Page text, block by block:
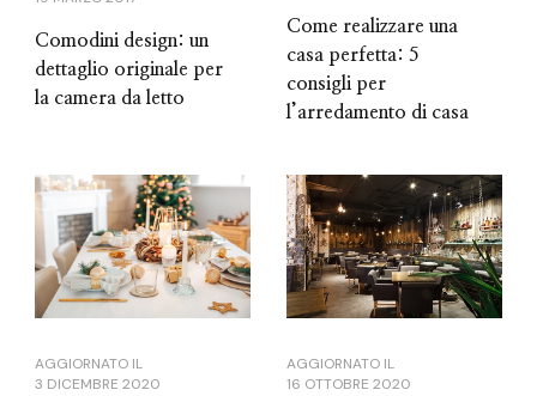
Comodini design: un
dettaglio originale per
la camera da letto
Come realizzare una
casa perfetta: 5
consigli per
l’arredamento di casa
AGGIORNATO IL
3 DICEMBRE 2020
AGGIORNATO IL
16 OTTOBRE 2020